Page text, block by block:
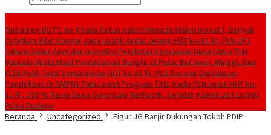
Turnamen BU FC ke 4 Kata Ketua Askot Manado Makin Inovatif, Banyak
Orbitkan Bibit Unggul Jaga Listrik Andal Jelang HUT ke-81 RI, PLN UP3
Tahuna Gelar Apel dan Inspeksi Peralatan Kepulauan Nusa Utara PLN
Manado Minta Maaf Pemadaman Bergilir di Pulau Bunaken, Minggu Dua
PLTD Pulih TotalSemarakkan HUT ke 81 RI, PLN Dorong Digitalisasi
Pendidikan di SMPN1 Palu Lewat Program TJSLKado PLN untuk HUT ke-
81 RI, 100 % Rasio Desa Gorontalo Berlistrik, Setelah Kabel Laut Listriki
Pulau Dudepo
Beranda
Uncategorized Figur JG Banjir Dukungan Tokoh PDIP